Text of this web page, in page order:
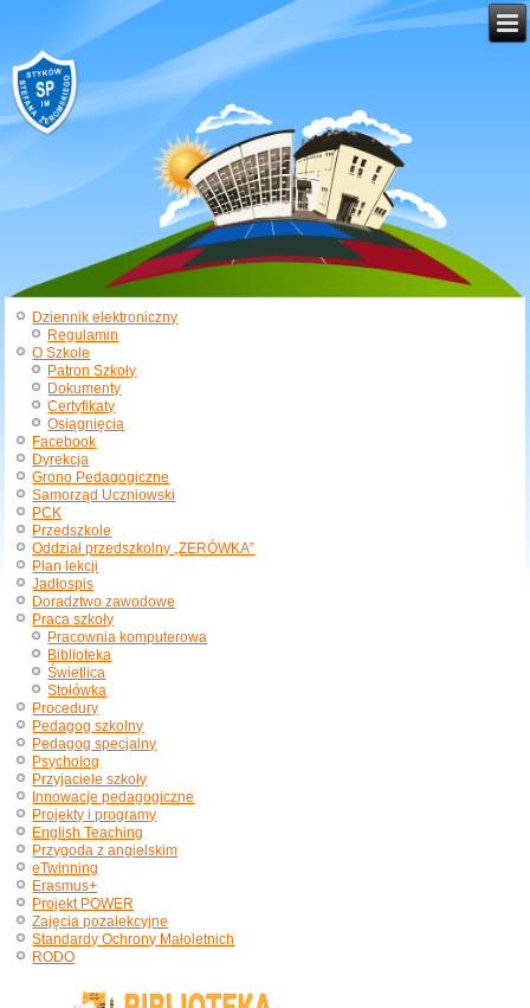
Dziennik elektroniczny
Regulamin
O Szkole
Patron Szkoły
Dokumenty
Certyfikaty
Osiągnięcia
Facebook
Dyrekcja
Grono Pedagogiczne
Samorząd Uczniowski
PCK
Przedszkole
Oddział przedszkolny „ZERÓWKA”
Plan lekcji
Jadłospis
Doradztwo zawodowe
Praca szkoły
Pracownia komputerowa
Biblioteka
Świetlica
Stołówka
Procedury
Pedagog szkolny
Pedagog specjalny
Psycholog
Przyjaciele szkoły
Innowacje pedagogiczne
Projekty i programy
English Teaching
Przygoda z angielskim
eTwinning
Erasmus+
Projekt POWER
Zajęcia pozalekcyjne
Standardy Ochrony Małoletnich
RODO